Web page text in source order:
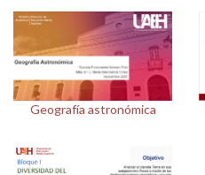
Geografía astronómica